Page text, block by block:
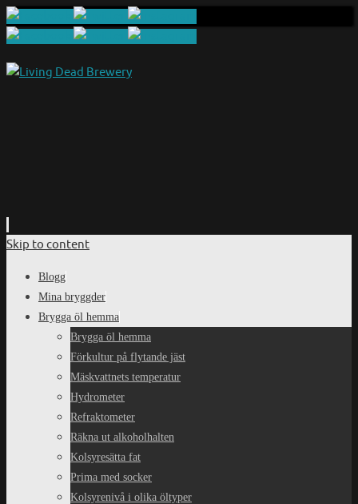
Skip to content
Blogg
Mina bryggder
Brygga öl hemma
Brygga öl hemma
Förkultur på flytande jäst
Mäskvattnets temperatur
Hydrometer
Refraktometer
Räkna ut alkoholhalten
Kolsyresätta fat
Prima med socker
Kolsyrenivå i olika öltyper